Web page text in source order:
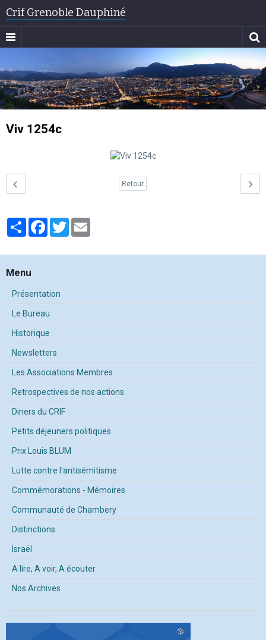
Crif Grenoble Dauphiné
Viv 1254c
Retour
PartagerFacebook
Twitter
Menu
Présentation
Le Bureau
Historique
Newsletters
Les Associations Membres
Retrospectives de nos actions
Diners du CRIF
Petits déjeuners politiques
Prix Louis BLUM
Lutte contre l'antisémitisme
Commémorations - Mémoires
Communauté de Chambery
Distinctions
Israël
A lire, A voir, A écouter
Nos Archives